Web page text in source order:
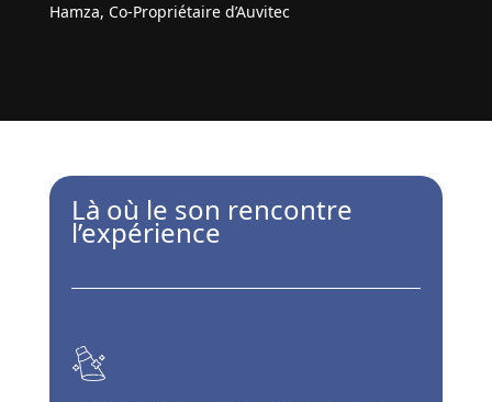
Hamza, Co-Propriétaire d’Auvitec
Là où le son rencontre
l’expérience